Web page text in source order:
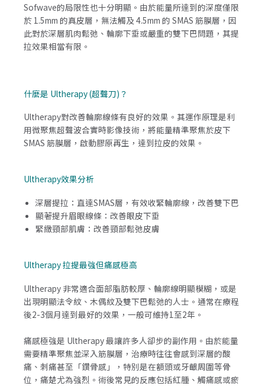
Sofwave的局限性也十分明顯。由於能量所達到的深度僅限
於 1.5mm 的真皮層，無法觸及 4.5mm 的 SMAS 筋膜層，因
此對於深層肌肉鬆弛、輪廓下垂或嚴重的雙下巴問題，其提
拉效果相當有限。
什麼是 Ultherapy (超聲刀)？
Ultherapy對改善輪廓線條有良好的效果。其運作原理是利
用微聚焦超聲波合實時影像技術，將能量精準聚焦於皮下
SMAS 筋膜層，啟動膠原再生，達到拉皮的效果。
Ultherapy效果分析
深層提拉：直達SMAS層，有效收緊輪廓線，改善雙下巴
顯著提升眉眼線條：改善眼皮下垂
緊緻頸部肌膚：改善頸部鬆弛皮膚
Ultherapy 拉提最強但痛感極高
Ultherapy 非常適合面部脂肪較厚、輪廓線明顯模糊，或是
出現明顯法令紋、木偶紋及雙下巴鬆弛的人士。通常在療程
後2-3個月達到最好的效果，一般可維持1至2年。
痛感極強是 Ultherapy 最讓許多人卻步的副作用。由於能量
需要精準聚焦並深入筋膜層，治療時往往會感到深層的酸
痛、刺痛甚至「鑽骨感」，特別是在額頭或牙齦周圍等骨
位，痛楚尤為強烈。術後常見的反應包括紅腫、觸痛感或瘀